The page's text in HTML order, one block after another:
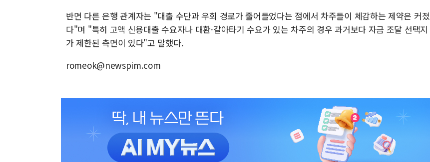
반면 다른 은행 관계자는 "대출 수단과 우회 경로가 줄어들었다는 점에서 차주들이 체감하는 제약은 커졌
다"며 "특히 고액 신용대출 수요자나 대환·갈아타기 수요가 있는 차주의 경우 과거보다 자금 조달 선택지
가 제한된 측면이 있다"고 말했다.
romeok@newspim.com